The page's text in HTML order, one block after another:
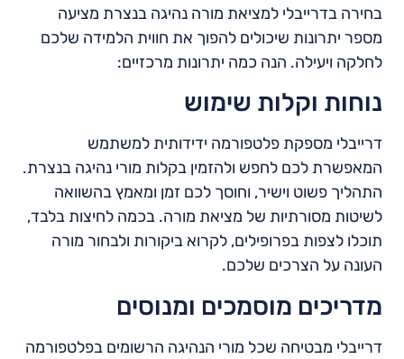
בחירה בדרייבלי למציאת מורה נהיגה בנצרת מציעה
מספר יתרונות שיכולים להפוך את חווית הלמידה שלכם
לחלקה ויעילה. הנה כמה יתרונות מרכזיים:
נוחות וקלות שימוש
דרייבלי מספקת פלטפורמה ידידותית למשתמש
המאפשרת לכם לחפש ולהזמין בקלות מורי נהיגה בנצרת.
התהליך פשוט וישיר, וחוסך לכם זמן ומאמץ בהשוואה
לשיטות מסורתיות של מציאת מורה. בכמה לחיצות בלבד,
תוכלו לצפות בפרופילים, לקרוא ביקורות ולבחור מורה
העונה על הצרכים שלכם.
מדריכים מוסמכים ומנוסים
דרייבלי מבטיחה שכל מורי הנהיגה הרשומים בפלטפורמה